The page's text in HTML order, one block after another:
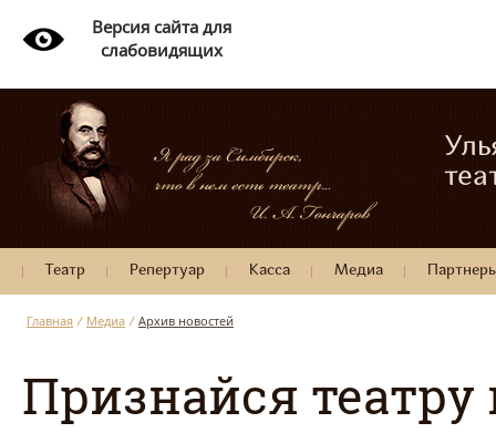
Версия сайта для
слабовидящих
Театр Репертуар Касса Медиа
Главная / Медиа / Архив новостей
Признайся